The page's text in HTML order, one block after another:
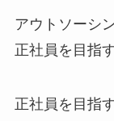
アウトソーシ
正社員を目指
正社員を目指